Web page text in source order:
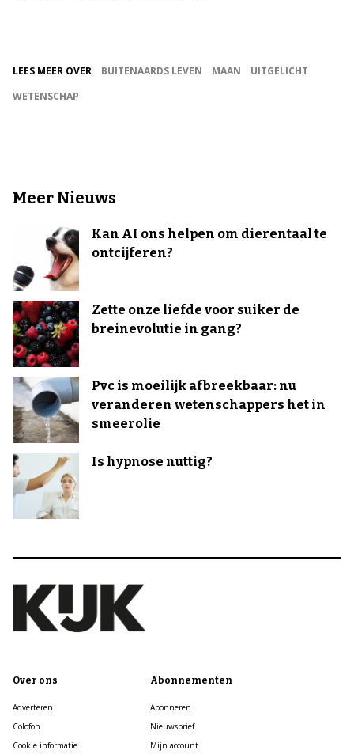
LEES MEER OVER BUITENAARDS LEVEN MAAN
UITGELICHT
WETENSCHAP
Meer Nieuws
Kan AI ons helpen om dierentaal te
ontcijferen?
Zette onze liefde voor suiker de
breinevolutie in gang?
Pvc is moeilijk afbreekbaar: nu
veranderen wetenschappers het in
smeerolie
Is hypnose nuttig?
Over ons
Adverteren
Colofon
Cookie informatie
Abonnementen
Abonneren
Nieuwsbrief
Mijn account